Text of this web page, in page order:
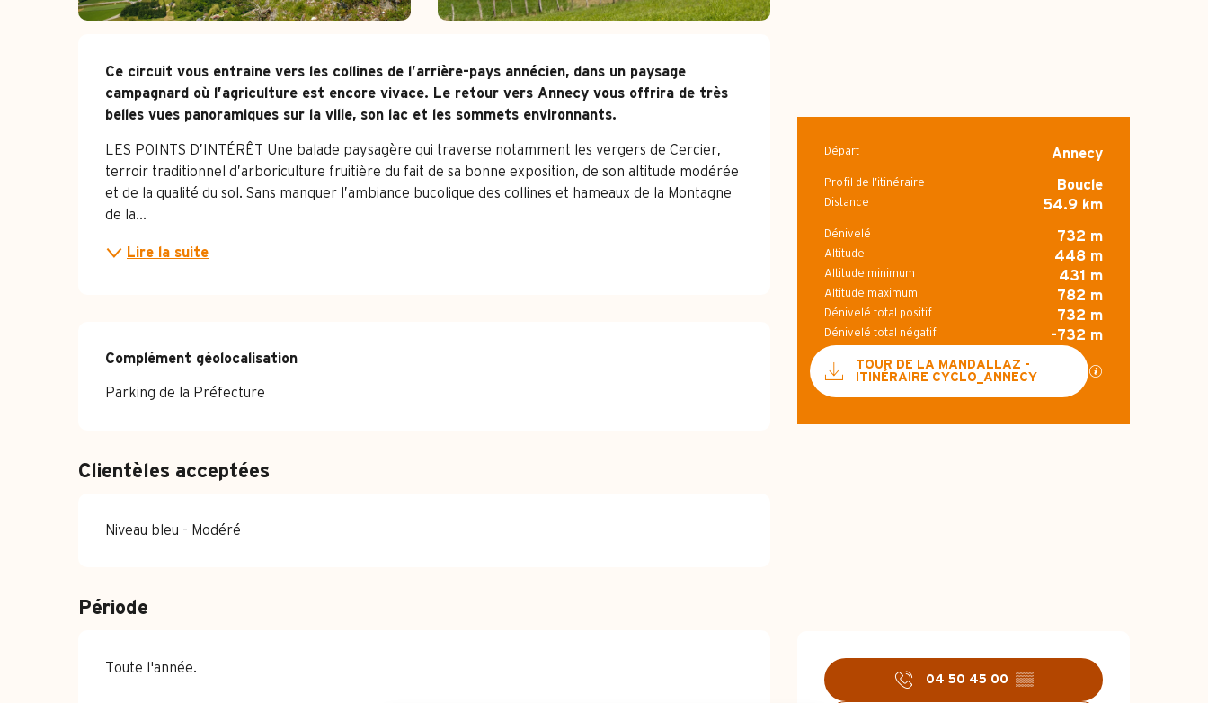
Informations
Départ Annecy
Profil de l’itinéraire Boucle
Distance 54.9 km
Dénivelé 732 m
Altitude 448 m
Altitude minimum 431 m
Altitude maximum 782 m
Dénivelé total positif 732 m
Dénivelé total négatif -732 m
Documentation
TOUR DE LA MANDALLAZ -
ITINÉRAIRE CYCLO_ANNECY
Ouverture et
04 50 45 00 ▒▒
Description
Ce circuit vous entraine vers les collines de l’arrière-pays annécien, dans un paysage
campagnard où l’agriculture est encore vivace. Le retour vers Annecy vous offrira de très
belles vues panoramiques sur la ville, son lac et les sommets environnants.
LES POINTS D’INTÉRÊT Une balade paysagère qui traverse notamment les vergers de Cercier,
terroir traditionnel d’arboriculture fruitière du fait de sa bonne exposition, de son altitude modérée
et de la qualité du sol. Sans manquer l’ambiance bucolique des collines et hameaux de la Montagne
de la...
Lire la suite
Complément géolocalisation
Complément géolocalisation
Parking de la Préfecture
Clientèles acceptées
Niveau bleu - Modéré
Période
Toute l'année.